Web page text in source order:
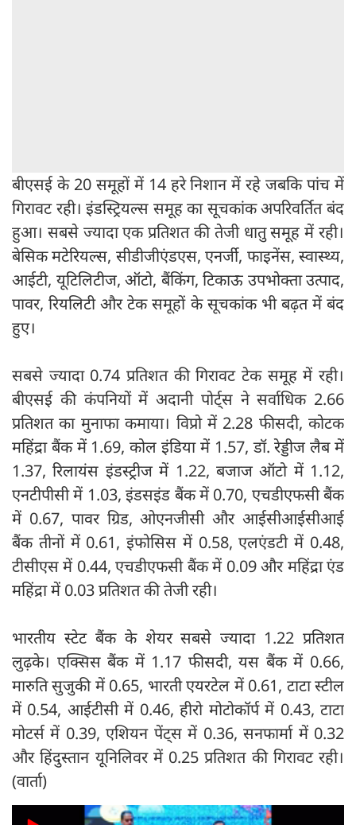
बीएसई के 20 समूहों में 14 हरे निशान में रहे जबकि पांच में
गिरावट रही। इंडस्ट्रियल्स समूह का सूचकांक अपरिवर्तित बंद
हुआ। सबसे ज्यादा एक प्रतिशत की तेजी धातु समूह में रही।
बेसिक मटेरियल्स, सीडीजीएंडएस, एनर्जी, फाइनेंस, स्वास्थ्य,
आईटी, यूटिलिटीज, ऑटो, बैंकिंग, टिकाऊ उपभोक्ता उत्पाद,
पावर, रियलिटी और टेक समूहों के सूचकांक भी बढ़त में बंद
हुए।
सबसे ज्यादा 0.74 प्रतिशत की गिरावट टेक समूह में रही।
बीएसई की कंपनियों में अदानी पोर्ट्स ने सर्वाधिक 2.66
प्रतिशत का मुनाफा कमाया। विप्रो में 2.28 फीसदी, कोटक
महिंद्रा बैंक में 1.69, कोल इंडिया में 1.57, डॉ. रेड्डीज लैब में
1.37, रिलायंस इंडस्ट्रीज में 1.22, बजाज ऑटो में 1.12,
एनटीपीसी में 1.03, इंडसइंड बैंक में 0.70, एचडीएफसी बैंक
में 0.67, पावर ग्रिड, ओएनजीसी और आईसीआईसीआई
बैंक तीनों में 0.61, इंफोसिस में 0.58, एलएंडटी में 0.48,
टीसीएस में 0.44, एचडीएफसी बैंक में 0.09 और महिंद्रा एंड
महिंद्रा में 0.03 प्रतिशत की तेजी रही।
भारतीय स्टेट बैंक के शेयर सबसे ज्यादा 1.22 प्रतिशत
लुढ़के। एक्सिस बैंक में 1.17 फीसदी, यस बैंक में 0.66,
मारुति सुजुकी में 0.65, भारती एयरटेल में 0.61, टाटा स्टील
में 0.54, आईटीसी में 0.46, हीरो मोटोकॉर्प में 0.43, टाटा
मोटर्स में 0.39, एशियन पेंट्स में 0.36, सनफार्मा में 0.32
और हिंदुस्तान यूनिलिवर में 0.25 प्रतिशत की गिरावट रही।
(वार्ता)